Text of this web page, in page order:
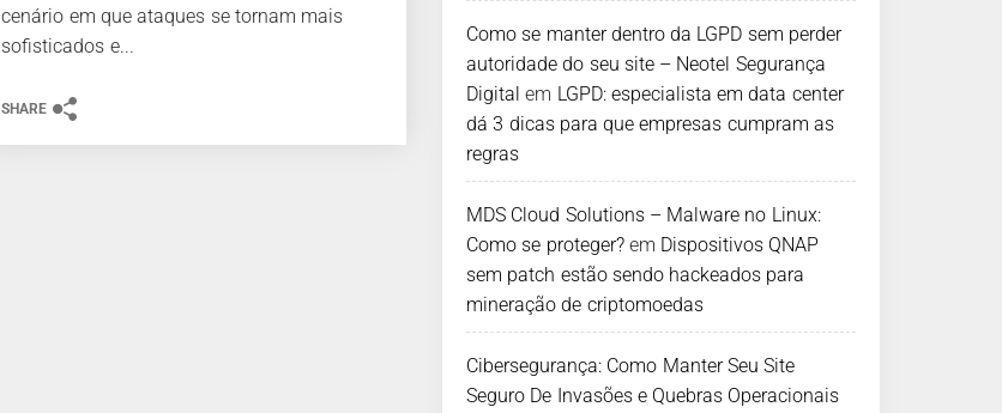
cenário em que ataques se tornam mais
sofisticados e...
SHARE
Como se manter dentro da LGPD sem perder
autoridade do seu site – Neotel Segurança
Digital em LGPD: especialista em data center
dá 3 dicas para que empresas cumpram as
regras
MDS Cloud Solutions – Malware no Linux:
Como se proteger?em Dispositivos QNAP
sem patch estão sendo hackeados para
mineração de criptomoedas
Cibersegurança: Como Manter Seu Site
Seguro De Invasões e Quebras Operacionais